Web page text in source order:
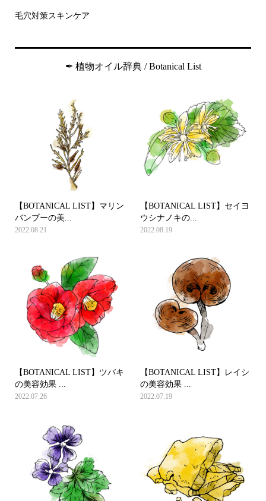
毛穴対策スキンケア
✒︎ 植物オイル辞典 / Botanical List
【BOTANICAL LIST】マリン
バンブーの美...
2022.08.21
【BOTANICAL LIST】セイヨ
ウシナノキの...
2022.08.19
【BOTANICAL LIST】ツバキ
の美容効果 ...
2022.07.26
【BOTANICAL LIST】レイシ
の美容効果 ...
2022.07.19